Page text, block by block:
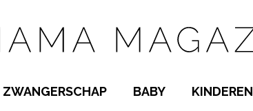
ZWANGERSCHAP BABY KINDEREN